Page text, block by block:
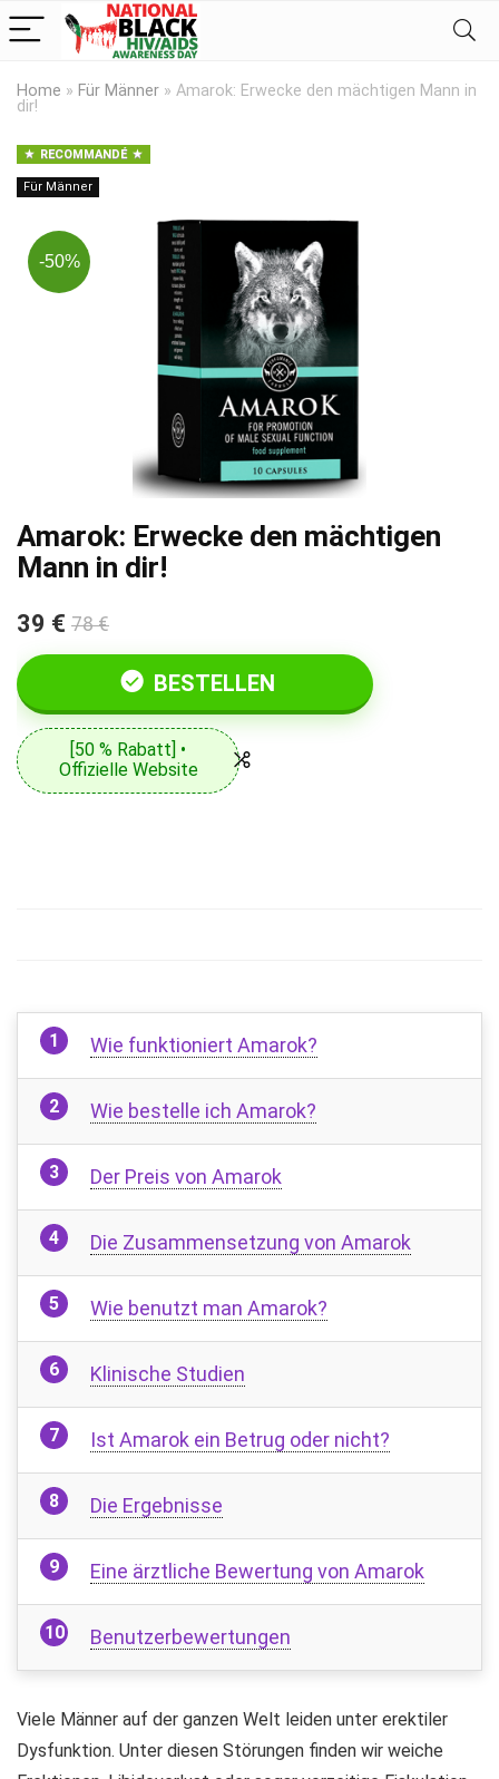
Home » Für Männer » Amarok: Erwecke den mächtigen Mann in
dir!
RECOMMANDÉ
Für Männer
-50%
Amarok: Erwecke den mächtigen
Mann in dir!
39 € 78 €
BESTELLEN
[50 % Rabatt] •
Offizielle Website
Wie funktioniert Amarok?
Wie bestelle ich Amarok?
Der Preis von Amarok
Die Zusammensetzung von Amarok
Wie benutzt man Amarok?
Klinische Studien
Ist Amarok ein Betrug oder nicht?
Die Ergebnisse
Eine ärztliche Bewertung von Amarok
Benutzerbewertungen
Viele Männer auf der ganzen Welt leiden unter erektiler
Dysfunktion. Unter diesen Störungen finden wir weiche